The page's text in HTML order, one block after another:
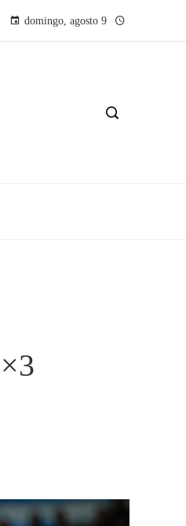
domingo, agosto 9